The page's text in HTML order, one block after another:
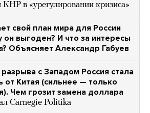
КНР в «урегулировании кризиса»
свой план мира для России
он выгоден? И что за интересы
Объясняет Александр Габуев
разрыва с Западом Россия стала
от Китая (сильнее — только
Чем грозит замена доллара
Carnegie Politika